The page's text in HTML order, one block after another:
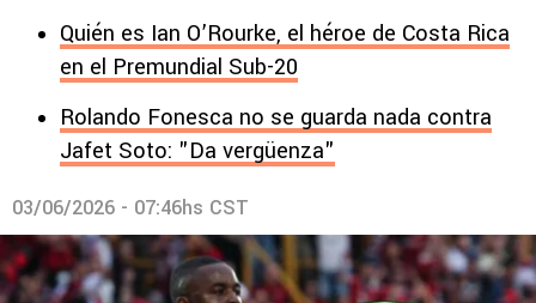
Quién es Ian O’Rourke, el héroe de Costa Rica
en el Premundial Sub-20
Rolando Fonesca no se guarda nada contra
Jafet Soto: "Da vergüenza"
03/06/2026 - 07:46hs CST